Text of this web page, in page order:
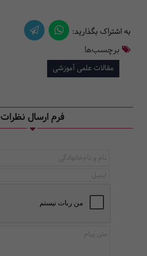
به اشتراک بگذارید:
برچسب‌ها
مقالات علمی آموزشی
فرم ارسال نظرات